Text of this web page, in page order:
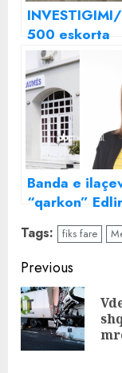
INVESTIGIMI/
500 eskorta
shqiptare
trupin në
pastaj vijnë
shesin mend
luks në
Banda e
“qarkon”
Boden,
drejtoresha
burg: Gjenden
barna të
në Spitalin e
Traumës
Tags: fiks fare
Continue
Reading
Previous